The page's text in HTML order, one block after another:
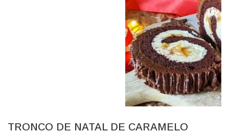
TRONCO DE NATAL DE CARAMELO